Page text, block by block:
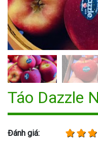
Táo Dazzle
Đánh giá: